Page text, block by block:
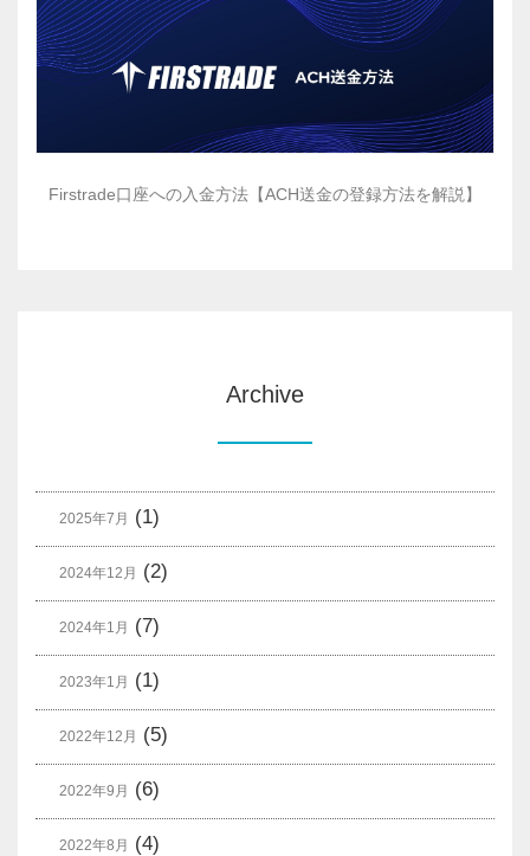
Firstrade口座への入金方法【ACH送金の登録方法を解説】
Archive
2025年7月 (1)
2024年12月 (2)
2024年1月 (7)
2023年1月 (1)
2022年12月 (5)
2022年9月 (6)
2022年8月 (4)